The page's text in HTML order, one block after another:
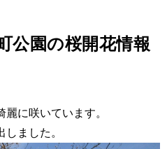
園の桜開花情報
に咲いています。
ました。